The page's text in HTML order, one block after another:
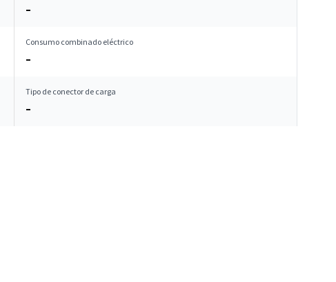
–
Consumo combinado eléctrico
–
Tipo de conector de carga
–